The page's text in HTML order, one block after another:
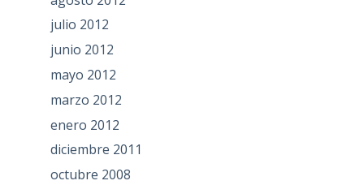
julio 2012
junio 2012
mayo 2012
marzo 2012
enero 2012
diciembre 2011
octubre 2008